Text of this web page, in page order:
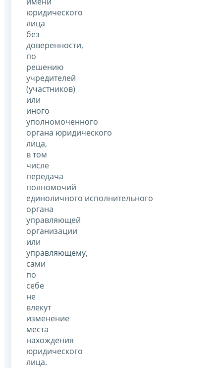
юридического
лица
без
доверенности,
по
решению
учредителей
(участников)
или
иного
уполномоченного
органа юридического
лица,
в том
числе
передача
полномочий
единоличного исполнительного
органа
управляющей
организации
или
управляющему,
сами
по
себе
не
влекут
изменение
места
нахождения
юридического
лица.